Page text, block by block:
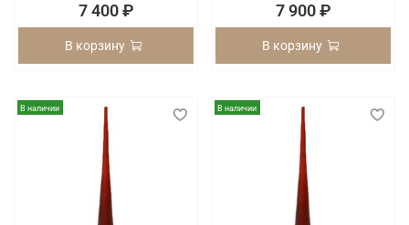
7 400 ₽
В корзину
7 900 ₽
В корзину
В наличии В наличии